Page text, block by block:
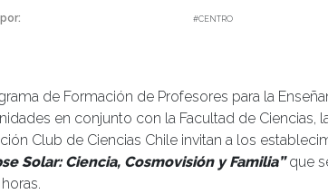
#CENTRO
de Formación de Profesores para la
en conjunto con la Facultad de Ciencias,
Club de Ciencias Chile invitan a los
Solar: Ciencia, Cosmovisión y Familia”que